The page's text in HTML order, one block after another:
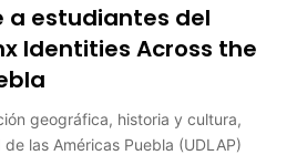
a estudiantes del
Identities Across the
geográfica, historia y cultura,
las Américas Puebla (UDLAP)